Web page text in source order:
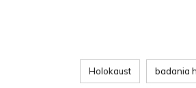
Holokaust badania